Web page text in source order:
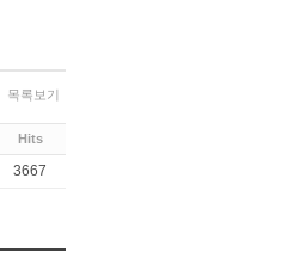
목록보기
Hits
3667